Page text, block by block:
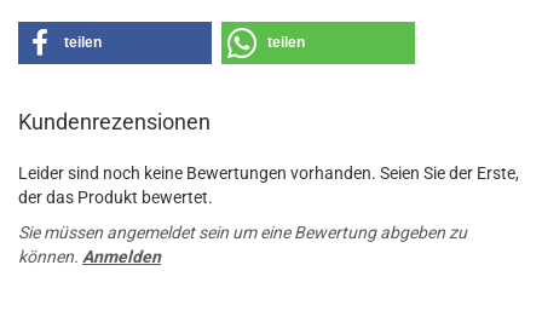
teilen teilen
Kundenrezensionen
Leider sind noch keine Bewertungen vorhanden. Seien Sie der Erste,
der das Produkt bewertet.
Sie müssen angemeldet sein um eine Bewertung abgeben zu
können. Anmelden